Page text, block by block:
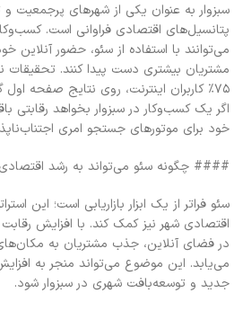
سبزوار به عنوان یکی از شهرهای پرجمعیت و
پتانسیل‌های اقتصادی فراوانی است.
می‌توانند با استفاده از سئو، حضور آنلاین
مشتریان بیشتری دست پیدا کنند.
۷۵٪ کاربران اینترنت، روی نتایج صفحه اول
اگر یک کسب‌وکار در سبزوار بخواهد رقابتی
خود برای موتورهای جستجو امری
#### چگونه سئو می‌تواند به رشد
سئو فراتر از یک ابزار بازاریابی است؛ این
اقتصادی شهر نیز کمک کند. با افزایش
در فضای آنلاین، جذب مشتریان به
می‌یابد. این موضوع می‌تواند منجر به
جدید و توسعه‌بافت شهری در سبزوار شود.